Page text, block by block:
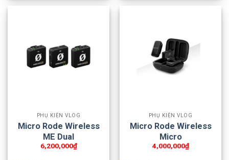
PHỤ KIỆN VLOG
Micro Rode Wireless
ME Dual
6,200,000₫
PHỤ KIỆN VLOG
Micro Rode Wireless
Micro
4,000,000₫